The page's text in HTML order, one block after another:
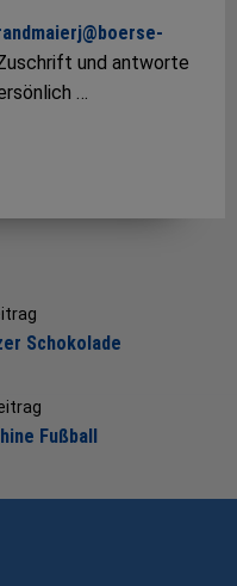
und antworte
…
Schokolade
Fußball